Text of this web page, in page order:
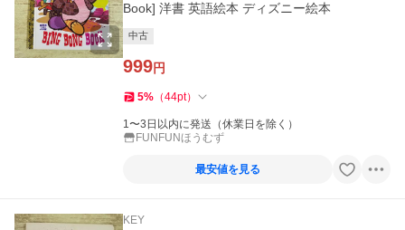
Book] 洋書 英語絵本 ディズニー絵本
中古
999円
5% （44pt）
1〜3日以内に発送（休業日を除く）
FUNFUNほうむず
最安値を見る
KEY